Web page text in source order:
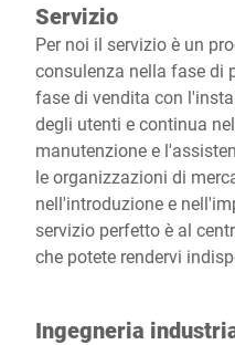
Servizio
Per noi il servizio è un
consulenza nella fase di
fase di vendita con
degli utenti e continua
manutenzione e
le organizzazioni di
nell'introduzione e
servizio perfetto è al
che potete rendervi
Ingegneria